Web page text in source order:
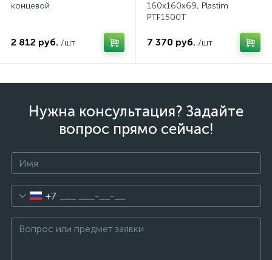
концевой
2 812 руб. /шт
160x160x69, Plastim
PTF1500T
7 370 руб. /шт
Нужна консультация? Задайте
вопрос прямо сейчас!
+7